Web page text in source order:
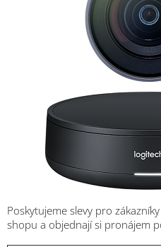
Poskytujeme slevy pro
shopu a objednají si pronájem